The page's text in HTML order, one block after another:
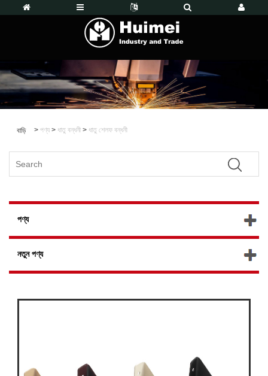
বাড়ি > পণ্য > ধাতু বন্ধনী > ধাতু শেলফ বন্ধনী
পণ্য
নতুন পণ্য